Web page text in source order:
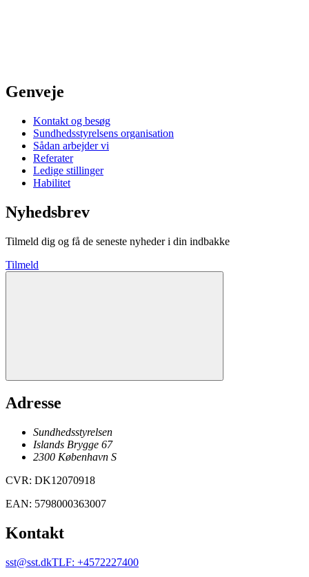
Genveje
Kontakt og besøg
Sundhedsstyrelsens organisation
Sådan arbejder vi
Referater
Ledige stillinger
Habilitet
Nyhedsbrev
Tilmeld dig og få de seneste nyheder i din indbakke
Tilmeld
Adresse
Sundhedsstyrelsen
Islands Brygge 67
2300 København S
CVR: DK12070918
EAN: 5798000363007
Kontakt
sst@sst.dkTLF: +4572227400